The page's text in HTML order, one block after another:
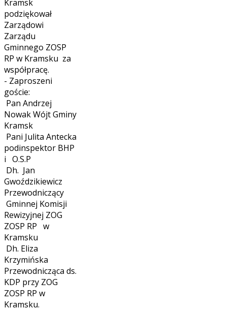
Kramsk
podziękował
Zarządowi
Zarządu
Gminnego ZOSP
RP w Kramsku za
współpracę.
- Zaproszeni
goście:
Pan Andrzej
Nowak Wójt Gminy
Kramsk
Pani Julita Antecka
podinspektor BHP
i O.S.P
Dh. Jan
Gwoździkiewicz
Przewodniczący
Gminnej Komisji
Rewizyjnej ZOG
ZOSP RP w
Kramsku
Dh. Eliza
Krzymińska
Przewodnicząca ds.
KDP przy ZOG
ZOSP RP w
Kramsku.